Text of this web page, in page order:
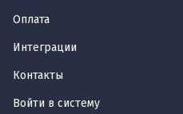
Оплата
Интеграции
Контакты
Войти в систему